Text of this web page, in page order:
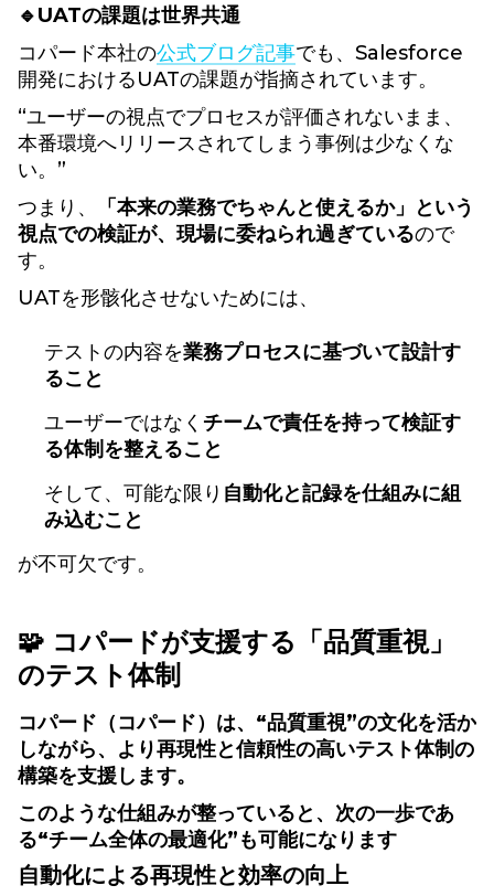
🔹UATの課題は世界共通
コパード本社の公式ブログ記事でも、Salesforce
開発におけるUATの課題が指摘されています。
“ユーザーの視点でプロセスが評価されないまま、
本番環境へリリースされてしまう事例は少なくな
い。”
つまり、
「本来の業務でちゃんと使えるか」という
視点での検証が、現場に委ねられ過ぎているので
す。
UATを形骸化させないためには、
テストの内容を業務プロセスに基づいて設計す
ること
ユーザーではなく チームで責任を持って検証す
る体制を整えること
そして、可能な限り 自動化と記録を仕組みに組
み込むこと
が不可欠です。
🧩 コパードが支援する「品質重視」
のテスト体制
コパード（コパード）は、“品質重視”の文化を活か
しながら、より再現性と信頼性の高いテスト体制の
構築を支援します。
このような仕組みが整っていると、次の一歩であ
る“チーム全体の最適化”も可能になります
自動化による再現性と効率の向上